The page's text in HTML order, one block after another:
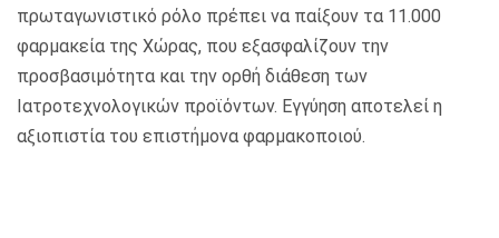
πρωταγωνιστικό ρόλο πρέπει να παίξουν τα 11.000
φαρμακεία της Χώρας, που εξασφαλίζουν την
προσβασιμότητα και την ορθή διάθεση των
Ιατροτεχνολογικών προϊόντων. Εγγύηση αποτελεί η
αξιοπιστία του επιστήμονα φαρμακοποιού.